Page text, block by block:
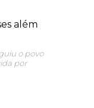
além
o povo
por